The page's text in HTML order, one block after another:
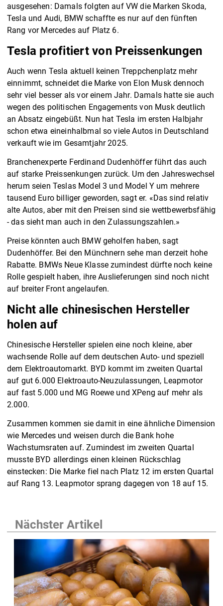
ausgesehen: Damals folgten auf VW die Marken Skoda,
Tesla und Audi, BMW schaffte es nur auf den fünften
Rang vor Mercedes auf Platz 6.
Tesla profitiert von Preissenkungen
Auch wenn Tesla aktuell keinen Treppchenplatz mehr
einnimmt, schneidet die Marke von Elon Musk dennoch
sehr viel besser als vor einem Jahr. Damals hatte sie auch
wegen des politischen Engagements von Musk deutlich
an Absatz eingebüßt. Nun hat Tesla im ersten Halbjahr
schon etwa eineinhalbmal so viele Autos in Deutschland
verkauft wie im Gesamtjahr 2025.
Branchenexperte Ferdinand Dudenhöffer führt das auch
auf starke Preissenkungen zurück. Um den Jahreswechsel
herum seien Teslas Model 3 und Model Y um mehrere
tausend Euro billiger geworden, sagt er. «Das sind relativ
alte Autos, aber mit den Preisen sind sie wettbewerbsfähig
- das sieht man auch in den Zulassungszahlen.»
Preise könnten auch BMW geholfen haben, sagt
Dudenhöffer. Bei den Münchnern sehe man derzeit hohe
Rabatte. BMWs Neue Klasse zumindest dürfte noch keine
Rolle gespielt haben, ihre Auslieferungen sind noch nicht
auf breiter Front angelaufen.
Nicht alle chinesischen Hersteller
holen auf
Chinesische Hersteller spielen eine noch kleine, aber
wachsende Rolle auf dem deutschen Auto- und speziell
dem Elektroautomarkt. BYD kommt im zweiten Quartal
auf gut 6.000 Elektroauto-Neuzulassungen, Leapmotor
auf fast 5.000 und MG Roewe und XPeng auf mehr als
2.000.
Zusammen kommen sie damit in eine ähnliche Dimension
wie Mercedes und weisen durch die Bank hohe
Wachstumsraten auf. Zumindest im zweiten Quartal
musste BYD allerdings einen kleinen Rückschlag
einstecken: Die Marke fiel nach Platz 12 im ersten Quartal
auf Rang 13. Leapmotor sprang dagegen von 18 auf 15.
Nächster Artikel